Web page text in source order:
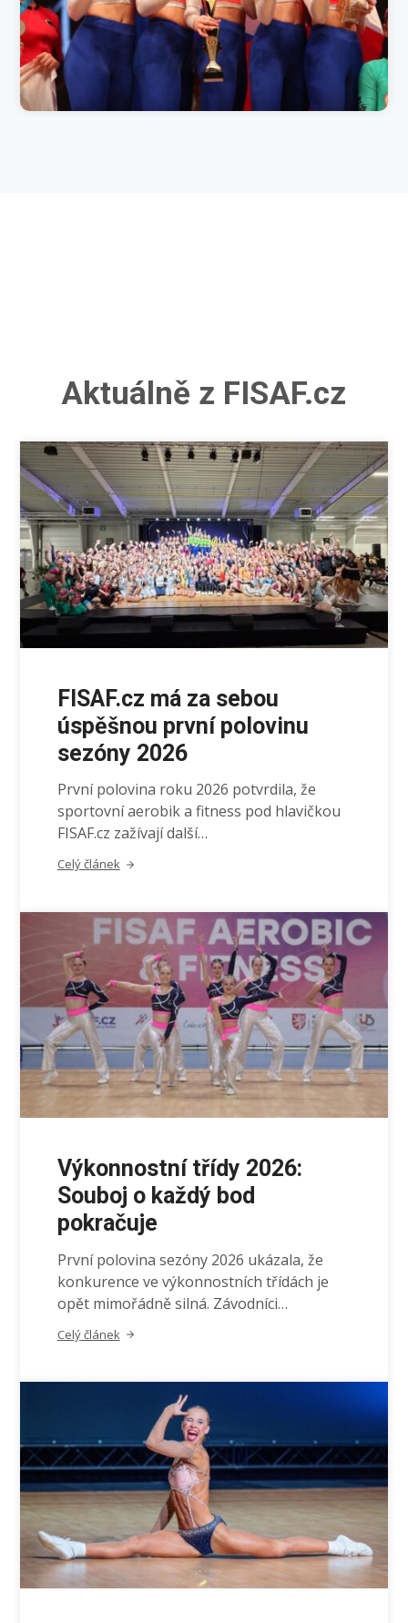
Aktuálně z FISAF.cz
FISAF.cz má za sebou
úspěšnou první polovinu
sezóny 2026
První polovina roku 2026 potvrdila, že
sportovní aerobik a fitness pod hlavičkou
FISAF.cz zažívají další…
Celý článek
Výkonnostní třídy 2026:
Souboj o každý bod
pokračuje
První polovina sezóny 2026 ukázala, že
konkurence ve výkonnostních třídách je
opět mimořádně silná. Závodníci…
Celý článek